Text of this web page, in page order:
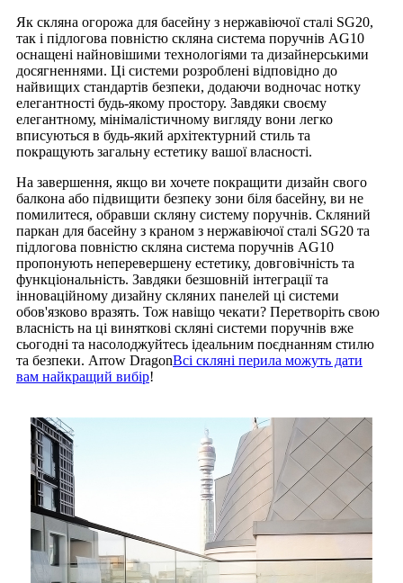
Як скляна огорожа для басейну з нержавіючої сталі SG20,
так і підлогова повністю скляна система поручнів AG10
оснащені найновішими технологіями та дизайнерськими
досягненнями. Ці системи розроблені відповідно до
найвищих стандартів безпеки, додаючи водночас нотку
елегантності будь-якому простору. Завдяки своєму
елегантному, мінімалістичному вигляду вони легко
вписуються в будь-який архітектурний стиль та
покращують загальну естетику вашої власності.
На завершення, якщо ви хочете покращити дизайн свого
балкона або підвищити безпеку зони біля басейну, ви не
помилитеся, обравши скляну систему поручнів. Скляний
паркан для басейну з краном з нержавіючої сталі SG20 та
підлогова повністю скляна система поручнів AG10
пропонують неперевершену естетику, довговічність та
функціональність. Завдяки безшовній інтеграції та
інноваційному дизайну скляних панелей ці системи
обов'язково вразять. Тож навіщо чекати? Перетворіть свою
власність на ці виняткові скляні системи поручнів вже
сьогодні та насолоджуйтесь ідеальним поєднанням стилю
та безпеки. Arrow DragonВсі скляні перила можуть дати
вам найкращий вибір!